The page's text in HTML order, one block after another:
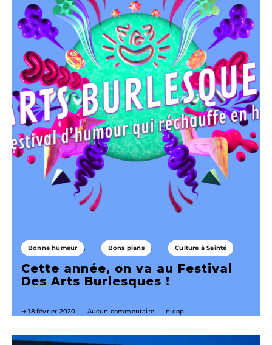
Bonne humeur Bons plans Culture à Sainté
Cette année, on va au Festival
Des Arts Burlesques !
18 février 2020 Aucun commentaire nicop